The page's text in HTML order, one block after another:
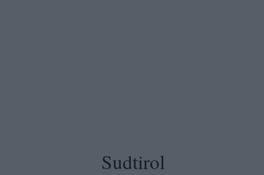
Sudtirol